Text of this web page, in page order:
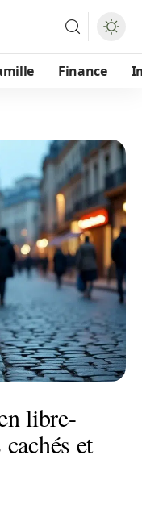
Finance
libre-
et